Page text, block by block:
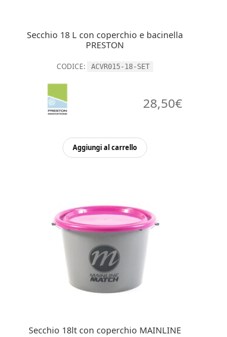
Secchio 18 L con coperchio e bacinella
PRESTON
CODICE: ACVR015-18-SET
28,50€
Aggiungi al carrello
Secchio 18lt con coperchio MAINLINE